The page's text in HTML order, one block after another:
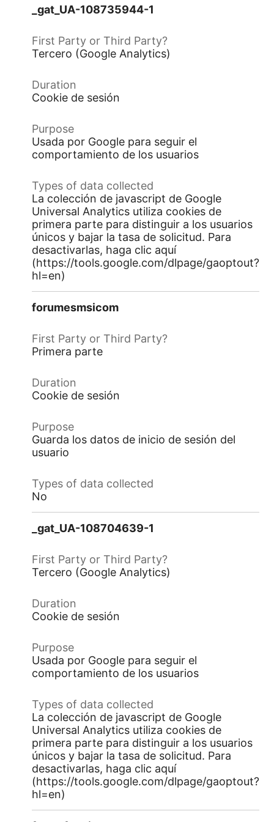
_gat_UA-108735944-1
Tercero (Google Analytics)
Cookie de sesión
Usada por Google para seguir el
comportamiento de los usuarios
La colección de javascript de Google
Universal Analytics utiliza cookies de
primera parte para distinguir a los usuarios
únicos y bajar la tasa de solicitud. Para
desactivarlas, haga clic aquí
(https://tools.google.com/dlpage/gaoptout?
hl=en)
forumesmsicom
Primera parte
Cookie de sesión
Guarda los datos de inicio de sesión del
usuario
No
_gat_UA-108704639-1
Tercero (Google Analytics)
Cookie de sesión
Usada por Google para seguir el
comportamiento de los usuarios
La colección de javascript de Google
Universal Analytics utiliza cookies de
primera parte para distinguir a los usuarios
únicos y bajar la tasa de solicitud. Para
desactivarlas, haga clic aquí
(https://tools.google.com/dlpage/gaoptout?
hl=en)